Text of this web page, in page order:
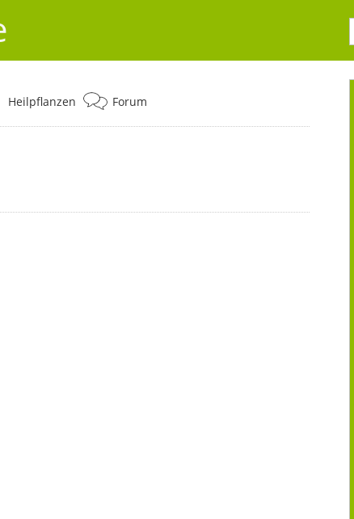
Heilpflanzen Forum